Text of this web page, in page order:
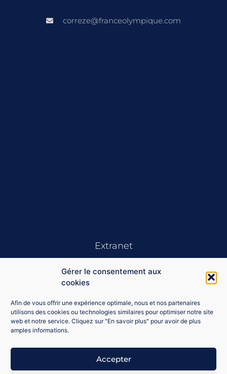
Gérer le consentement aux
cookies
Afin de vous offrir une expérience optimale, nous et nos partenaires
utilisons des cookies ou technologies similaires pour optimiser notre site
web et notre service. Cliquez sur "En savoir plus" pour avoir de plus
amples informations.
Accepter
correze@franceolympique.com
Extranet
Se souvenir de moi